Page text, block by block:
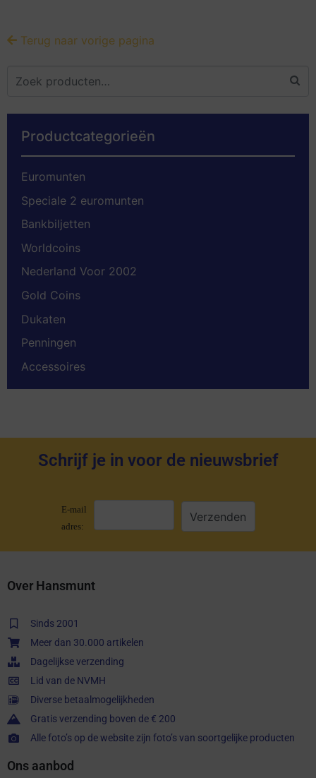
Terug naar vorige pagina
Productcategorieën
Euromunten
Speciale 2 euromunten
Bankbiljetten
Worldcoins
Nederland Voor 2002
Gold Coins
Dukaten
Penningen
Accessoires
Schrijf je in voor de nieuwsbrief
E-mail
adres:
Over Hansmunt
Sinds 2001
Meer dan 30.000 artikelen
Dagelijkse verzending
Lid van de NVMH
Diverse betaalmogelijkheden
Gratis verzending boven de € 200
Alle foto’s op de website zijn foto’s van soortgelijke producten
Ons aanbod